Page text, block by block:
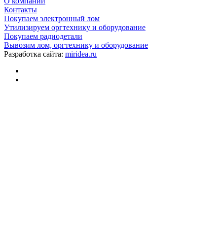
Контакты
Покупаем электронный лом
Утилизируем оргтехнику и оборудование
Покупаем радиодетали
Вывозим лом, оргтехнику и оборудование
Разработка сайта: miridea.ru